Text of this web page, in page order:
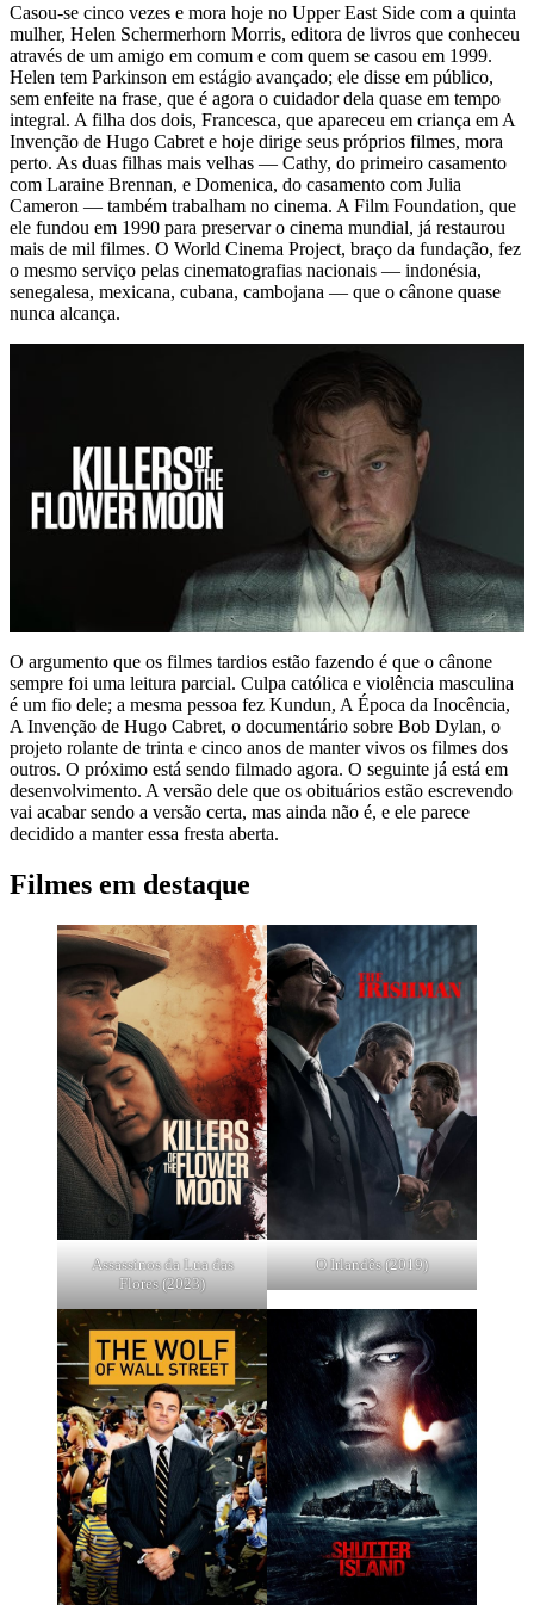
Casou-se cinco vezes e mora hoje no Upper East Side com a quinta
mulher, Helen Schermerhorn Morris, editora de livros que conheceu
através de um amigo em comum e com quem se casou em 1999.
Helen tem Parkinson em estágio avançado; ele disse em público,
sem enfeite na frase, que é agora o cuidador dela quase em tempo
integral. A filha dos dois, Francesca, que apareceu em criança em A
Invenção de Hugo Cabret e hoje dirige seus próprios filmes, mora
perto. As duas filhas mais velhas — Cathy, do primeiro casamento
com Laraine Brennan, e Domenica, do casamento com Julia
Cameron — também trabalham no cinema. A Film Foundation, que
ele fundou em 1990 para preservar o cinema mundial, já restaurou
mais de mil filmes. O World Cinema Project, braço da fundação, fez
o mesmo serviço pelas cinematografias nacionais — indonésia,
senegalesa, mexicana, cubana, cambojana — que o cânone quase
nunca alcança.
O argumento que os filmes tardios estão fazendo é que o cânone
sempre foi uma leitura parcial. Culpa católica e violência masculina
é um fio dele; a mesma pessoa fez Kundun, A Época da Inocência,
A Invenção de Hugo Cabret, o documentário sobre Bob Dylan, o
projeto rolante de trinta e cinco anos de manter vivos os filmes dos
outros. O próximo está sendo filmado agora. O seguinte já está em
desenvolvimento. A versão dele que os obituários estão escrevendo
vai acabar sendo a versão certa, mas ainda não é, e ele parece
decidido a manter essa fresta aberta.
Filmes em destaque
Assassinos da Lua das
Flores (2023)
O Irlandês (2019)